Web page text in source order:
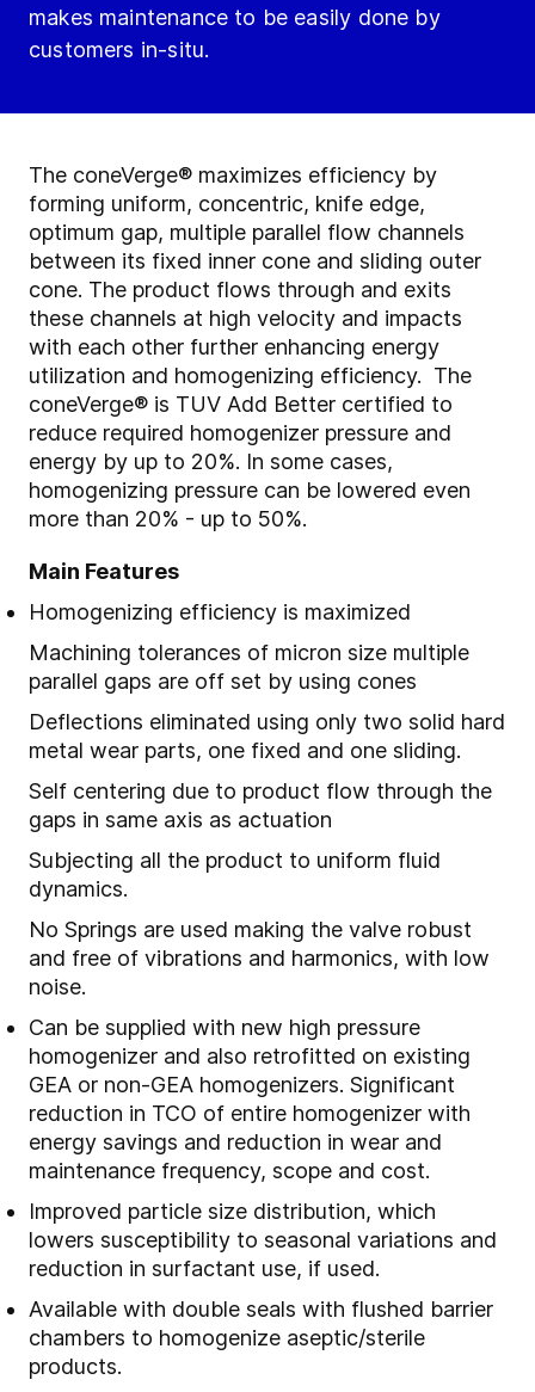
makes maintenance to be easily done by
customers in-situ.
The coneVerge® maximizes efficiency by
forming uniform, concentric, knife edge,
optimum gap, multiple parallel flow channels
between its fixed inner cone and sliding outer
cone. The product flows through and exits
these channels at high velocity and impacts
with each other further enhancing energy
utilization and homogenizing efficiency. The
coneVerge® is TUV Add Better certified to
reduce required homogenizer pressure and
energy by up to 20%. In some cases,
homogenizing pressure can be lowered even
more than 20% - up to 50%.
Main Features
Homogenizing efficiency is maximized
Machining tolerances of micron size multiple
parallel gaps are off set by using cones
Deflections eliminated using only two solid hard
metal wear parts, one fixed and one sliding.
Self centering due to product flow through the
gaps in same axis as actuation
Subjecting all the product to uniform fluid
dynamics.
No Springs are used making the valve robust
and free of vibrations and harmonics, with low
noise.
Can be supplied with new high pressure
homogenizer and also retrofitted on existing
GEA or non-GEA homogenizers. Significant
reduction in TCO of entire homogenizer with
energy savings and reduction in wear and
maintenance frequency, scope and cost.
Improved particle size distribution, which
lowers susceptibility to seasonal variations and
reduction in surfactant use, if used.
Available with double seals with flushed barrier
chambers to homogenize aseptic/sterile
products.